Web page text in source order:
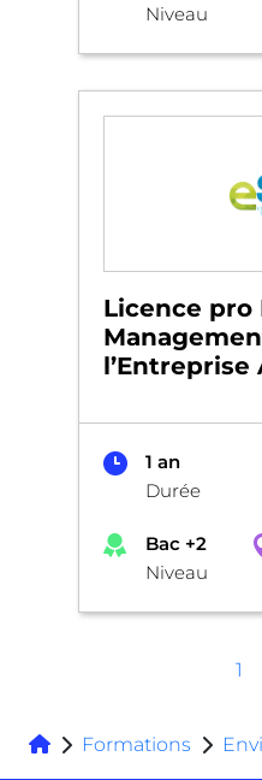
Niveau
Licence pro
l’Entreprise
1 an
Durée
Bac +2
Niveau
1
Formations